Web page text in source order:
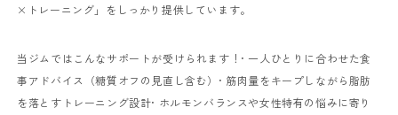
×トレーニング」をしっかり提供しています。
当ジムではこんなサポートが受けられます！ • 一人ひとりに合わせた食
事アドバイス（糖質オフの見直し含む） • 筋肉量をキープしながら脂肪
を落とすトレーニング設計• ホルモンバランスや女性特有の悩みに寄り